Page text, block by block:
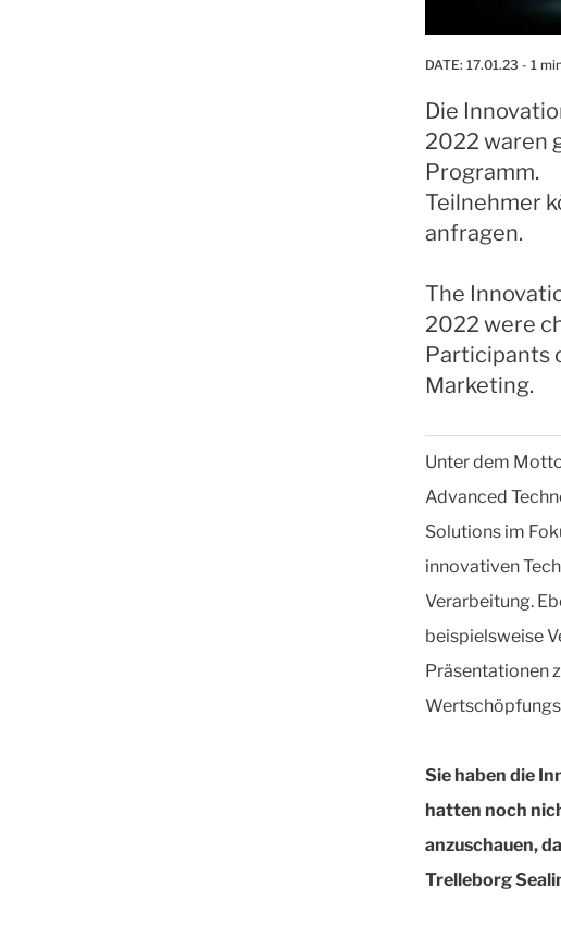
DATE: 17.01.23 - 1
Die
2022 waren
Programm.
Teilnehmer
anfragen.
The
2022 were
Participants
Marketing.
Unter dem
Advanced
Solutions im
innovativen
Verarbeitung.
beispielsweise
Präsentationen
Sie haben die
hatten noch
anzuschauen,
Trelleborg